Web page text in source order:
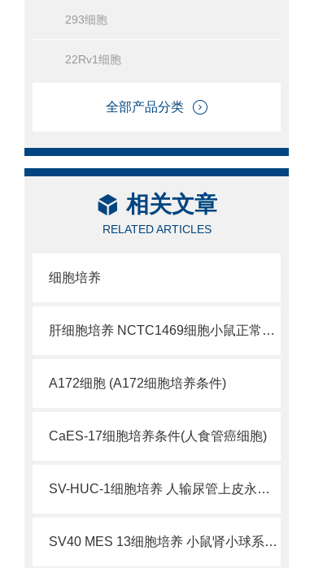
293细胞
22Rv1细胞
全部产品分类
相关文章
RELATED ARTICLES
细胞培养
肝细胞培养 NCTC1469细胞小鼠正常肝细胞
A172细胞 (A172细胞培养条件)
CaES-17细胞培养条件(人食管癌细胞)
SV-HUC-1细胞培养 人输尿管上皮永生化细胞
SV40 MES 13细胞培养 小鼠肾小球系膜细胞